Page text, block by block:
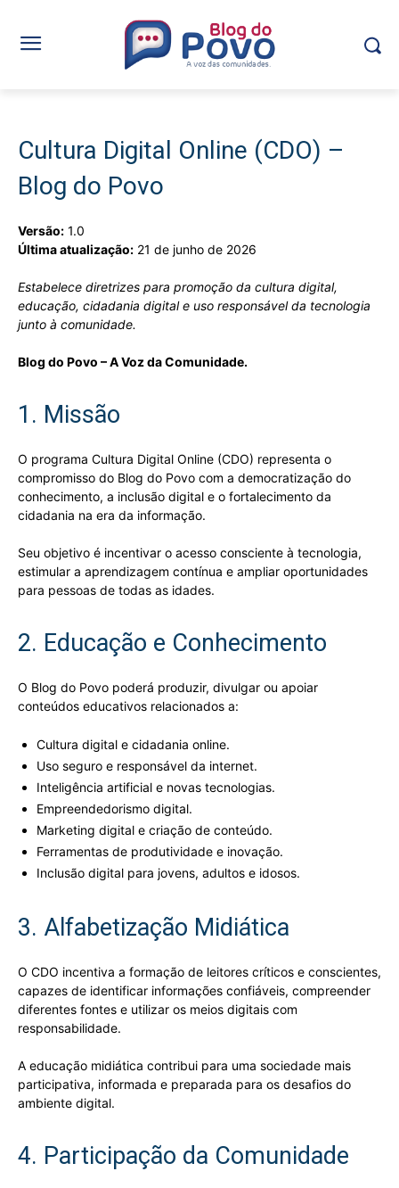
Cultura Digital Online (CDO) –
Blog do Povo
Versão: 1.0
Última atualização: 21 de junho de 2026
Estabelece diretrizes para promoção da cultura digital,
educação, cidadania digital e uso responsável da tecnologia
junto à comunidade.
Blog do Povo – A Voz da Comunidade.
1. Missão
O programa Cultura Digital Online (CDO) representa o
compromisso do Blog do Povo com a democratização do
conhecimento, a inclusão digital e o fortalecimento da
cidadania na era da informação.
Seu objetivo é incentivar o acesso consciente à tecnologia,
estimular a aprendizagem contínua e ampliar oportunidades
para pessoas de todas as idades.
2. Educação e Conhecimento
O Blog do Povo poderá produzir, divulgar ou apoiar
conteúdos educativos relacionados a:
Cultura digital e cidadania online.
Uso seguro e responsável da internet.
Inteligência artificial e novas tecnologias.
Empreendedorismo digital.
Marketing digital e criação de conteúdo.
Ferramentas de produtividade e inovação.
Inclusão digital para jovens, adultos e idosos.
3. Alfabetização Midiática
O CDO incentiva a formação de leitores críticos e conscientes,
capazes de identificar informações confiáveis, compreender
diferentes fontes e utilizar os meios digitais com
responsabilidade.
A educação midiática contribui para uma sociedade mais
participativa, informada e preparada para os desafios do
ambiente digital.
4. Participação da Comunidade